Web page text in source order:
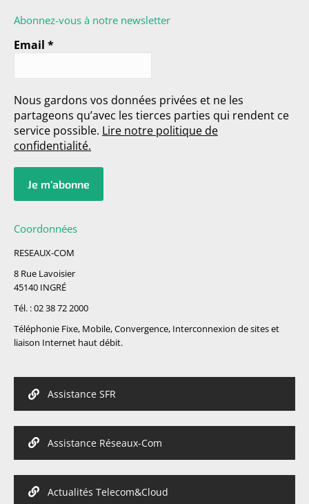
Abonnez-vous à notre newsletter
Email *
Nous gardons vos données privées et ne les
partageons qu’avec les tierces parties qui rendent ce
service possible. Lire notre politique de
confidentialité.
Coordonnées
RESEAUX-COM
8 Rue Lavoisier
45140 INGRÉ
Tél. : 02 38 72 2000
Téléphonie Fixe, Mobile, Convergence, Interconnexion de sites et
liaison Internet haut débit.
Assistance SFR
Assistance Réseaux-Com
Actualités Telecom&Cloud